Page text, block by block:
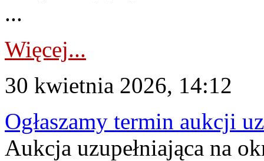
...
Więcej...
30 kwietnia 2026, 14:12
Ogłaszamy termin aukcji
Aukcja uzupełniająca na